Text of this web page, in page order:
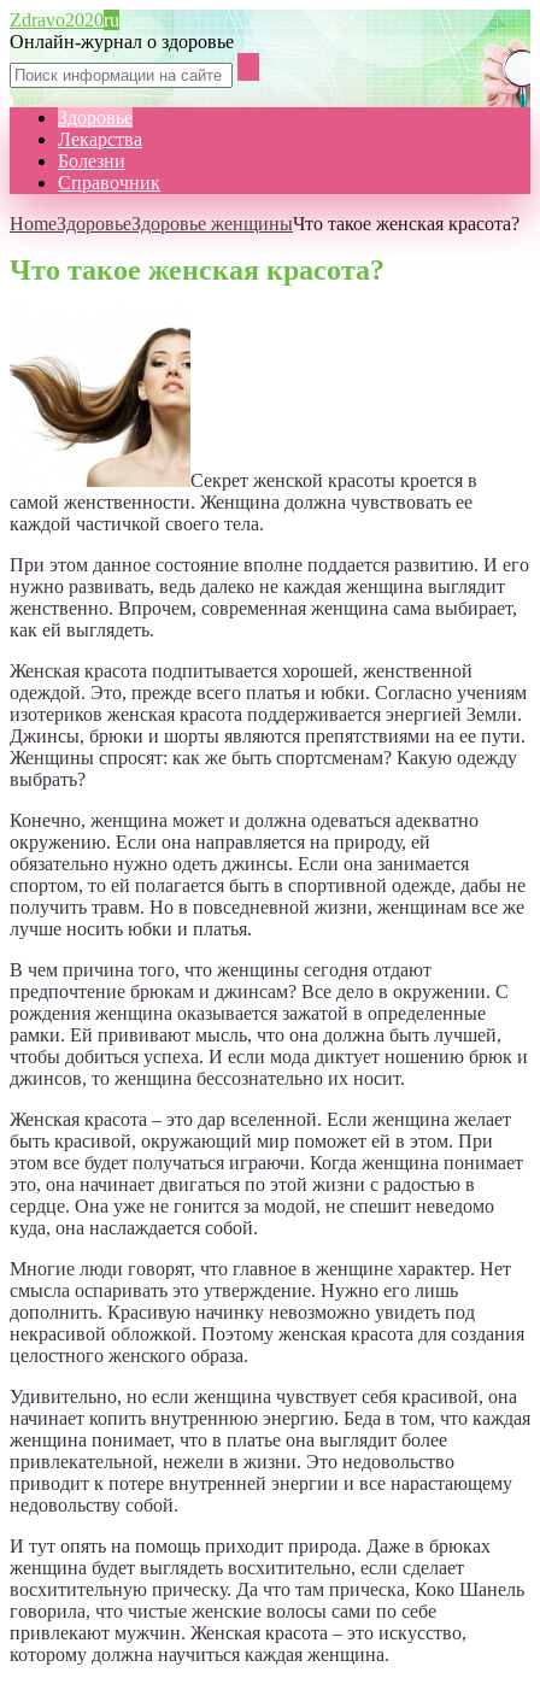
Zdravo2020ru
Онлайн-журнал о здоровье
Здоровье
Лекарства
Болезни
Справочник
HomeЗдоровьеЗдоровье женщиныЧто такое женская красота?
Что такое женская красота?
Секрет женской красоты кроется в
самой женственности. Женщина должна чувствовать ее
каждой частичкой своего тела.
При этом данное состояние вполне поддается развитию. И его
нужно развивать, ведь далеко не каждая женщина выглядит
женственно. Впрочем, современная женщина сама выбирает,
как ей выглядеть.
Женская красота подпитывается хорошей, женственной
одеждой. Это, прежде всего платья и юбки. Согласно учениям
изотериков женская красота поддерживается энергией Земли.
Джинсы, брюки и шорты являются препятствиями на ее пути.
Женщины спросят: как же быть спортсменам? Какую одежду
выбрать?
Конечно, женщина может и должна одеваться адекватно
окружению. Если она направляется на природу, ей
обязательно нужно одеть джинсы. Если она занимается
спортом, то ей полагается быть в спортивной одежде, дабы не
получить травм. Но в повседневной жизни, женщинам все же
лучше носить юбки и платья.
В чем причина того, что женщины сегодня отдают
предпочтение брюкам и джинсам? Все дело в окружении. С
рождения женщина оказывается зажатой в определенные
рамки. Ей прививают мысль, что она должна быть лучшей,
чтобы добиться успеха. И если мода диктует ношению брюк и
джинсов, то женщина бессознательно их носит.
Женская красота – это дар вселенной. Если женщина желает
быть красивой, окружающий мир поможет ей в этом. При
этом все будет получаться играючи. Когда женщина понимает
это, она начинает двигаться по этой жизни с радостью в
сердце. Она уже не гонится за модой, не спешит неведомо
куда, она наслаждается собой.
Многие люди говорят, что главное в женщине характер. Нет
смысла оспаривать это утверждение. Нужно его лишь
дополнить. Красивую начинку невозможно увидеть под
некрасивой обложкой. Поэтому женская красота для создания
целостного женского образа.
Удивительно, но если женщина чувствует себя красивой, она
начинает копить внутреннюю энергию. Беда в том, что каждая
женщина понимает, что в платье она выглядит более
привлекательной, нежели в жизни. Это недовольство
приводит к потере внутренней энергии и все нарастающему
недовольству собой.
И тут опять на помощь приходит природа. Даже в брюках
женщина будет выглядеть восхитительно, если сделает
восхитительную прическу. Да что там прическа, Коко Шанель
говорила, что чистые женские волосы сами по себе
привлекают мужчин. Женская красота – это искусство,
которому должна научиться каждая женщина.